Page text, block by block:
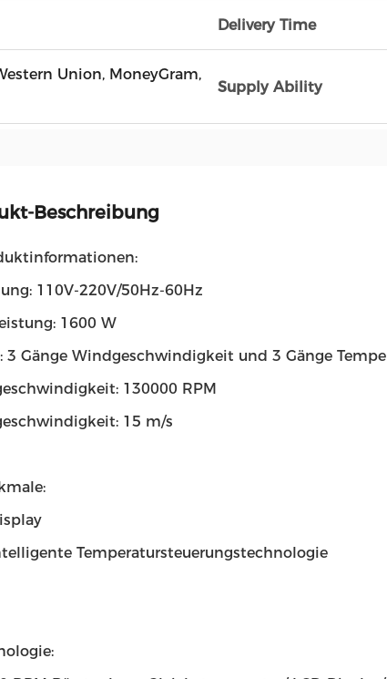
Delivery Time
Union, MoneyGram,
Supply Ability
Beschreibung
110V-220V/50Hz-60Hz
1600 W
3 Gänge Windgeschwindigkeit und 3 Gänge
130000 RPM
15 m/s
Temperatursteuerungstechnologie